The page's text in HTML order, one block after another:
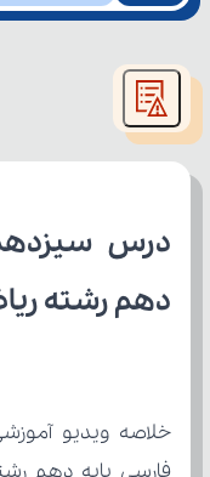
modal
window.
because the server
is not supported.
دهم رشته
خلاصه ویدیو